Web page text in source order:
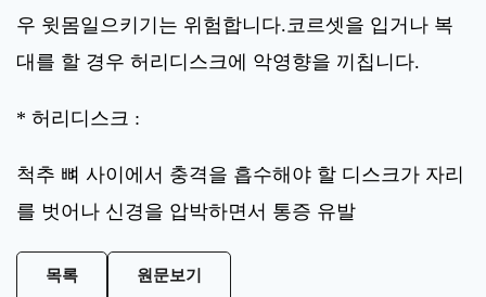
우 윗몸일으키기는 위험합니다.코르셋을 입거나 복
대를 할 경우 허리디스크에 악영향을 끼칩니다.
* 허리디스크 :
척추 뼈 사이에서 충격을 흡수해야 할 디스크가 자리
를 벗어나 신경을 압박하면서 통증 유발
목록 원문보기